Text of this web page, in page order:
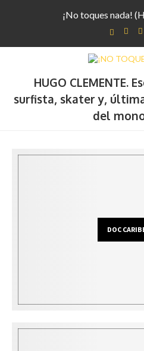
¡No toques nada!
HUGO CLEMENTE.
surfista, skater y,
del
DOC